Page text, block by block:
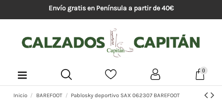
Envío gratis en Península a partir de 40€
0
Inicio BAREFOOT Pablosky deportivo SAX 062307 BAREFOOT